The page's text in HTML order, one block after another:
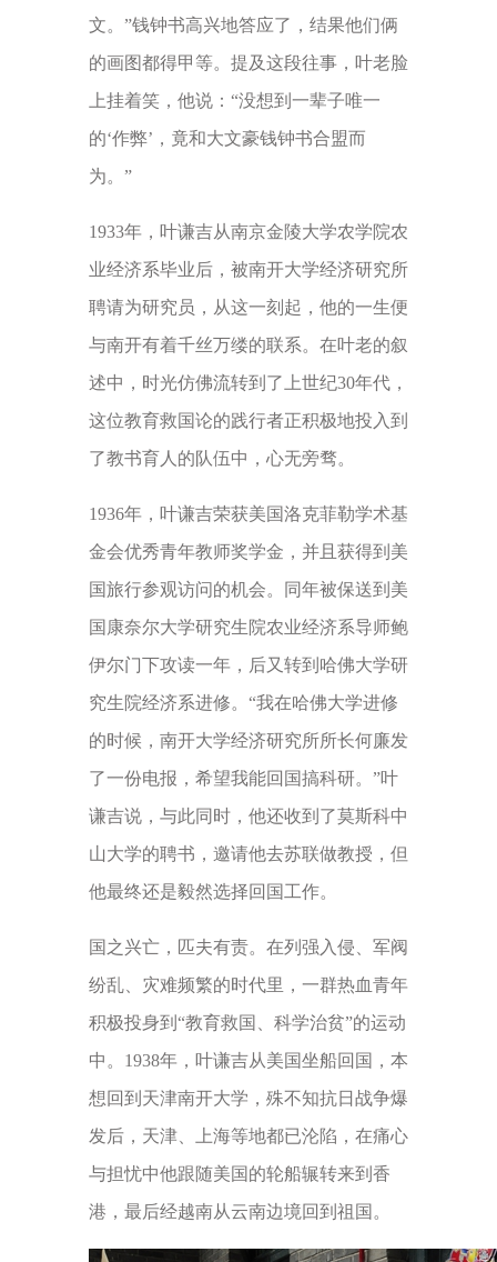
文。”钱钟书高兴地答应了，结果他们俩
的画图都得甲等。提及这段往事，叶老脸
上挂着笑，他说：“没想到一辈子唯一
的‘作弊’，竟和大文豪钱钟书合盟而
为。”
1933年，叶谦吉从南京金陵大学农学院农
业经济系毕业后，被南开大学经济研究所
聘请为研究员，从这一刻起，他的一生便
与南开有着千丝万缕的联系。在叶老的叙
述中，时光仿佛流转到了上世纪30年代，
这位教育救国论的践行者正积极地投入到
了教书育人的队伍中，心无旁骛。
1936年，叶谦吉荣获美国洛克菲勒学术基
金会优秀青年教师奖学金，并且获得到美
国旅行参观访问的机会。同年被保送到美
国康奈尔大学研究生院农业经济系导师鲍
伊尔门下攻读一年，后又转到哈佛大学研
究生院经济系进修。“我在哈佛大学进修
的时候，南开大学经济研究所所长何廉发
了一份电报，希望我能回国搞科研。”叶
谦吉说，与此同时，他还收到了莫斯科中
山大学的聘书，邀请他去苏联做教授，但
他最终还是毅然选择回国工作。
国之兴亡，匹夫有责。在列强入侵、军阀
纷乱、灾难频繁的时代里，一群热血青年
积极投身到“教育救国、科学治贫”的运动
中。1938年，叶谦吉从美国坐船回国，本
想回到天津南开大学，殊不知抗日战争爆
发后，天津、上海等地都已沦陷，在痛心
与担忧中他跟随美国的轮船辗转来到香
港，最后经越南从云南边境回到祖国。